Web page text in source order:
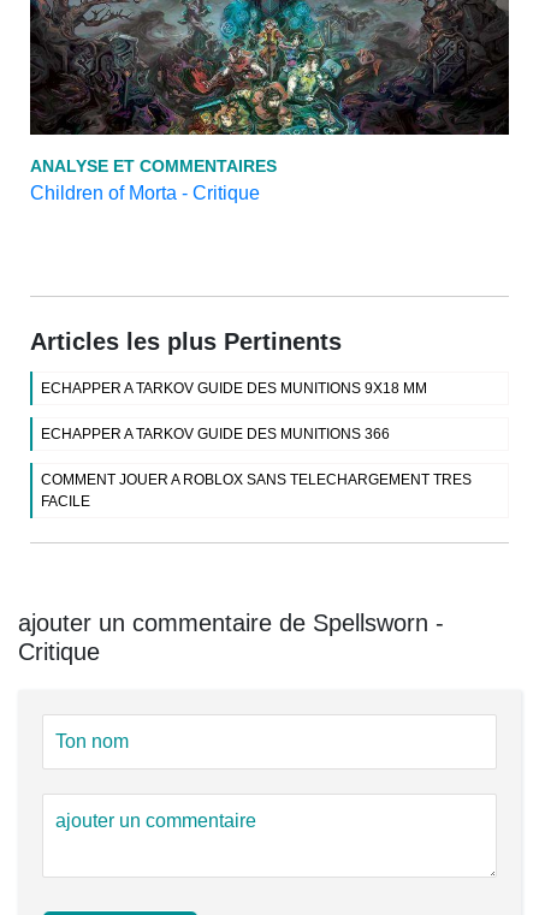
ANALYSE ET COMMENTAIRES
Children of Morta - Critique
Articles les plus Pertinents
ECHAPPER A TARKOV GUIDE DES MUNITIONS 9X18 MM
ECHAPPER A TARKOV GUIDE DES MUNITIONS 366
COMMENT JOUER A ROBLOX SANS TELECHARGEMENT TRES
FACILE
ajouter un commentaire de Spellsworn -
Critique